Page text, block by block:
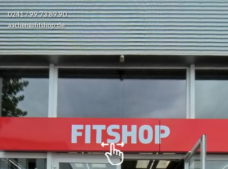
0241 / 99 73 89 90
aachen@fitshop.de